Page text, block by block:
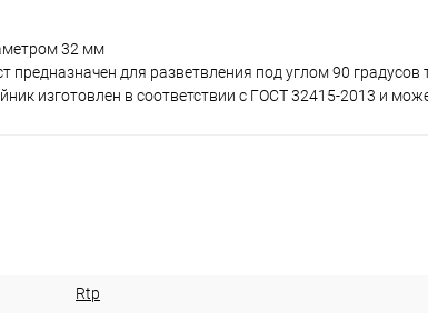
32 мм
для разветвления под углом 90 градусов
изготовлен в соответствии с ГОСТ 32415-2013 и
Rtp